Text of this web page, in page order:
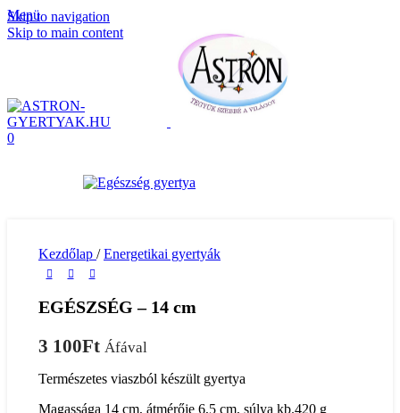
Skip to navigation
Skip to main content
Menü
0
Kezdőlap / Energetikai gyertyák
EGÉSZSÉG – 14 cm
3 100Ft Áfával
Természetes viaszból készült gyertya
Magassága 14 cm, átmérője 6,5 cm, súlya kb.420 g